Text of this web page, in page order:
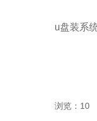
u盘装系
浏览：10